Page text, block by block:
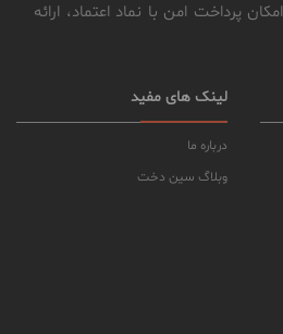
پرداخت امن با نماد اعتماد، ارائه
لینک های مفید
درباره ما
وبلاگ سین دخت